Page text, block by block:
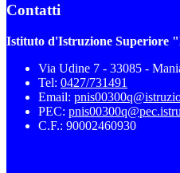
Contatti
Istituto d'Istruzione Superiore
Via Udine 7 - 33085 -
Tel: 0427/731491
Email:
PEC:
C.F.: 90002460930